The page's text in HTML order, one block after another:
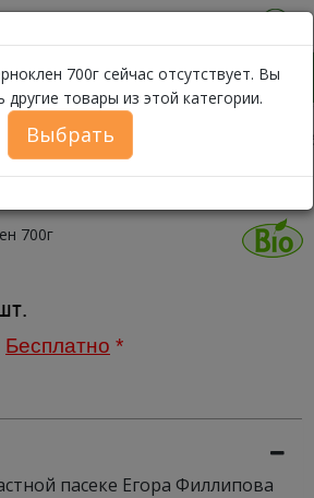
продукты Мед
700г сейчас отсутствует. Вы
товары из этой категории.
Выбрать
700г
Бесплатно *
пасеке Егора Филлипова